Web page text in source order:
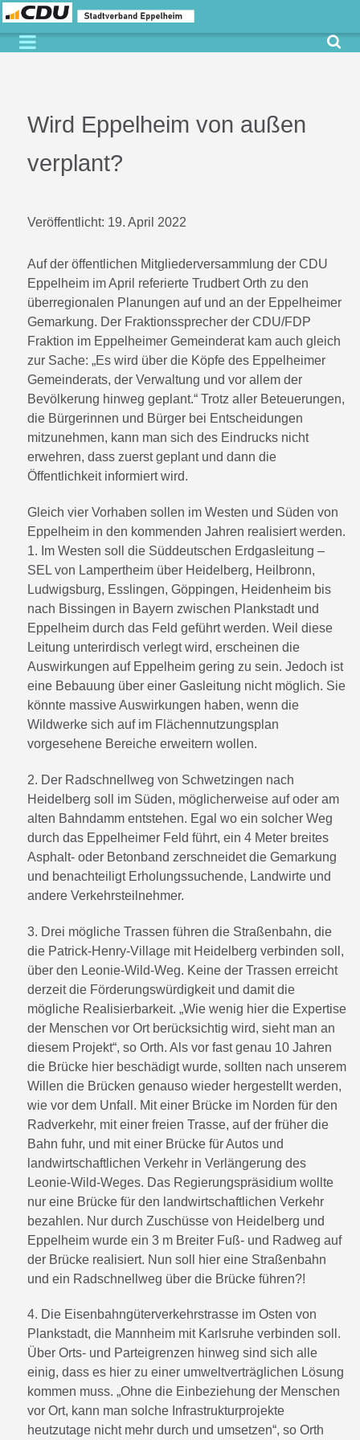
Wird Eppelheim von außen
verplant?
Veröffentlicht: 19. April 2022
Auf der öffentlichen Mitgliederversammlung der CDU
Eppelheim im April referierte Trudbert Orth zu den
überregionalen Planungen auf und an der Eppelheimer
Gemarkung. Der Fraktionssprecher der CDU/FDP
Fraktion im Eppelheimer Gemeinderat kam auch gleich
zur Sache: „Es wird über die Köpfe des Eppelheimer
Gemeinderats, der Verwaltung und vor allem der
Bevölkerung hinweg geplant.“ Trotz aller Beteuerungen,
die Bürgerinnen und Bürger bei Entscheidungen
mitzunehmen, kann man sich des Eindrucks nicht
erwehren, dass zuerst geplant und dann die
Öffentlichkeit informiert wird.
Gleich vier Vorhaben sollen im Westen und Süden von
Eppelheim in den kommenden Jahren realisiert werden.
1. Im Westen soll die Süddeutschen Erdgasleitung –
SEL von Lampertheim über Heidelberg, Heilbronn,
Ludwigsburg, Esslingen, Göppingen, Heidenheim bis
nach Bissingen in Bayern zwischen Plankstadt und
Eppelheim durch das Feld geführt werden. Weil diese
Leitung unterirdisch verlegt wird, erscheinen die
Auswirkungen auf Eppelheim gering zu sein. Jedoch ist
eine Bebauung über einer Gasleitung nicht möglich. Sie
könnte massive Auswirkungen haben, wenn die
Wildwerke sich auf im Flächennutzungsplan
vorgesehene Bereiche erweitern wollen.
2. Der Radschnellweg von Schwetzingen nach
Heidelberg soll im Süden, möglicherweise auf oder am
alten Bahndamm entstehen. Egal wo ein solcher Weg
durch das Eppelheimer Feld führt, ein 4 Meter breites
Asphalt- oder Betonband zerschneidet die Gemarkung
und benachteiligt Erholungssuchende, Landwirte und
andere Verkehrsteilnehmer.
3. Drei mögliche Trassen führen die Straßenbahn, die
die Patrick-Henry-Village mit Heidelberg verbinden soll,
über den Leonie-Wild-Weg. Keine der Trassen erreicht
derzeit die Förderungswürdigkeit und damit die
mögliche Realisierbarkeit. „Wie wenig hier die Expertise
der Menschen vor Ort berücksichtig wird, sieht man an
diesem Projekt“, so Orth. Als vor fast genau 10 Jahren
die Brücke hier beschädigt wurde, sollten nach unserem
Willen die Brücken genauso wieder hergestellt werden,
wie vor dem Unfall. Mit einer Brücke im Norden für den
Radverkehr, mit einer freien Trasse, auf der früher die
Bahn fuhr, und mit einer Brücke für Autos und
landwirtschaftlichen Verkehr in Verlängerung des
Leonie-Wild-Weges. Das Regierungspräsidium wollte
nur eine Brücke für den landwirtschaftlichen Verkehr
bezahlen. Nur durch Zuschüsse von Heidelberg und
Eppelheim wurde ein 3 m Breiter Fuß- und Radweg auf
der Brücke realisiert. Nun soll hier eine Straßenbahn
und ein Radschnellweg über die Brücke führen?!
4. Die Eisenbahngüterverkehrstrasse im Osten von
Plankstadt, die Mannheim mit Karlsruhe verbinden soll.
Über Orts- und Parteigrenzen hinweg sind sich alle
einig, dass es hier zu einer umweltverträglichen Lösung
kommen muss. „Ohne die Einbeziehung der Menschen
vor Ort, kann man solche Infrastrukturprojekte
heutzutage nicht mehr durch und umsetzen“, so Orth